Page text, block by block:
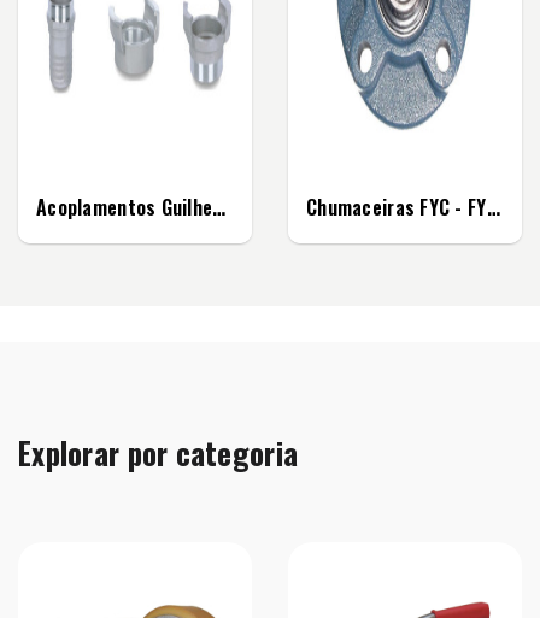
Acoplamentos Guilhemin Chumaceiras FYC - FYGF
Explorar por categoria